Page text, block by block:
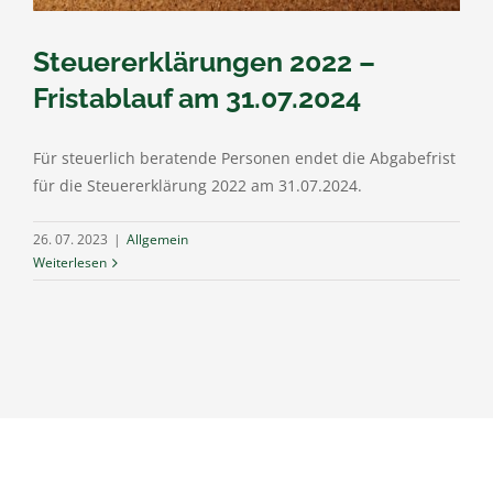
Steuererklärungen 2022 –
Fristablauf am 31.07.2024
Für steuerlich beratende Personen endet die Abgabefrist
für die Steuererklärung 2022 am 31.07.2024.
26. 07. 2023 | Allgemein
Weiterlesen